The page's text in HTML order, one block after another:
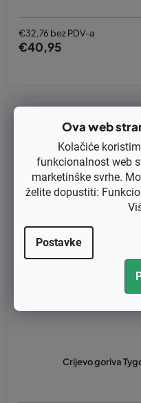
Ova web
Kolačiće
funkcionalnost web
marketinške svrhe.
želite dopustiti:
Postavke
€32,76 bez PDV-a
€40,95
Crijevo goriva